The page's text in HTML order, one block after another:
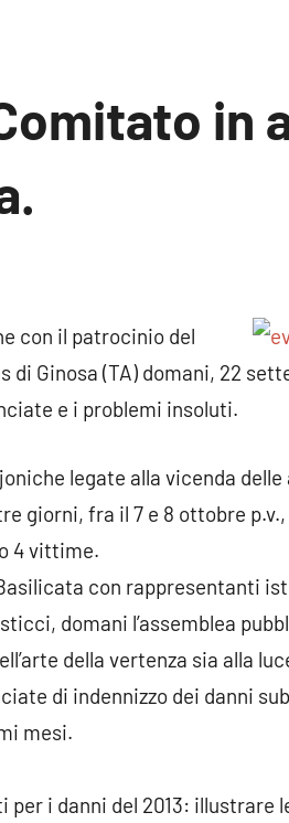
in
con il patrocinio del
di Ginosa (TA) domani, 22
e i problemi insoluti.
legate alla vicenda delle
giorni, fra il 7 e 8 ottobre
4 vittime.
con rappresentanti
domani l’assemblea
della vertenza sia alla
di indennizzo dei danni
mesi.
i danni del 2013: illustrare